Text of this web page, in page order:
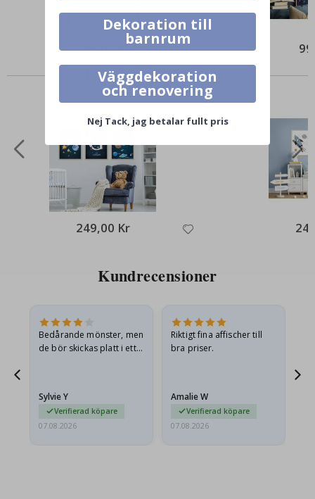
149,00 Kr
Liknande Produkter
249,00 Kr
Kundrecensioner
Bedårande mönster, men
de bör skickas platt i ett
Sylvie Y
Verifierad köpare
07.08.2026
Riktigt fina affischer till
bra priser.
Amalie W
Verifierad köpare
07.08.2026
Dekoration till
barnrum
Väggdekoration
och renovering
Nej Tack, jag betalar fullt pris